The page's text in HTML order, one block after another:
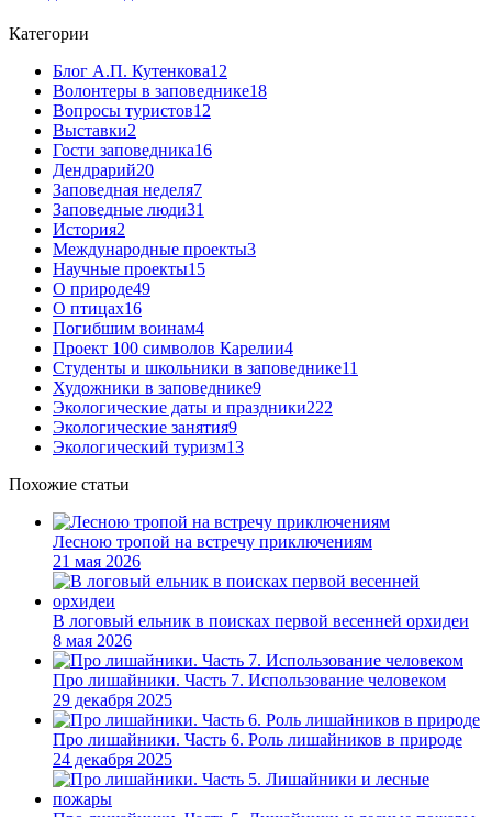
Категории
Блог А.П. Кутенкова12
Волонтеры в заповеднике18
Вопросы туристов12
Выставки2
Гости заповедника16
Дендрарий20
Заповедная неделя7
Заповедные люди31
История2
Международные проекты3
Научные проекты15
О природе49
О птицах16
Погибшим воинам4
Проект 100 символов Карелии4
Студенты и школьники в заповеднике11
Художники в заповеднике9
Экологические даты и праздники222
Экологические занятия9
Экологический туризм13
Похожие статьи
Лесною тропой на встречу приключениям
21 мая 2026
В логовый ельник в поисках первой весенней орхидеи
8 мая 2026
Про лишайники. Часть 7. Использование человеком
29 декабря 2025
Про лишайники. Часть 6. Роль лишайников в природе
24 декабря 2025